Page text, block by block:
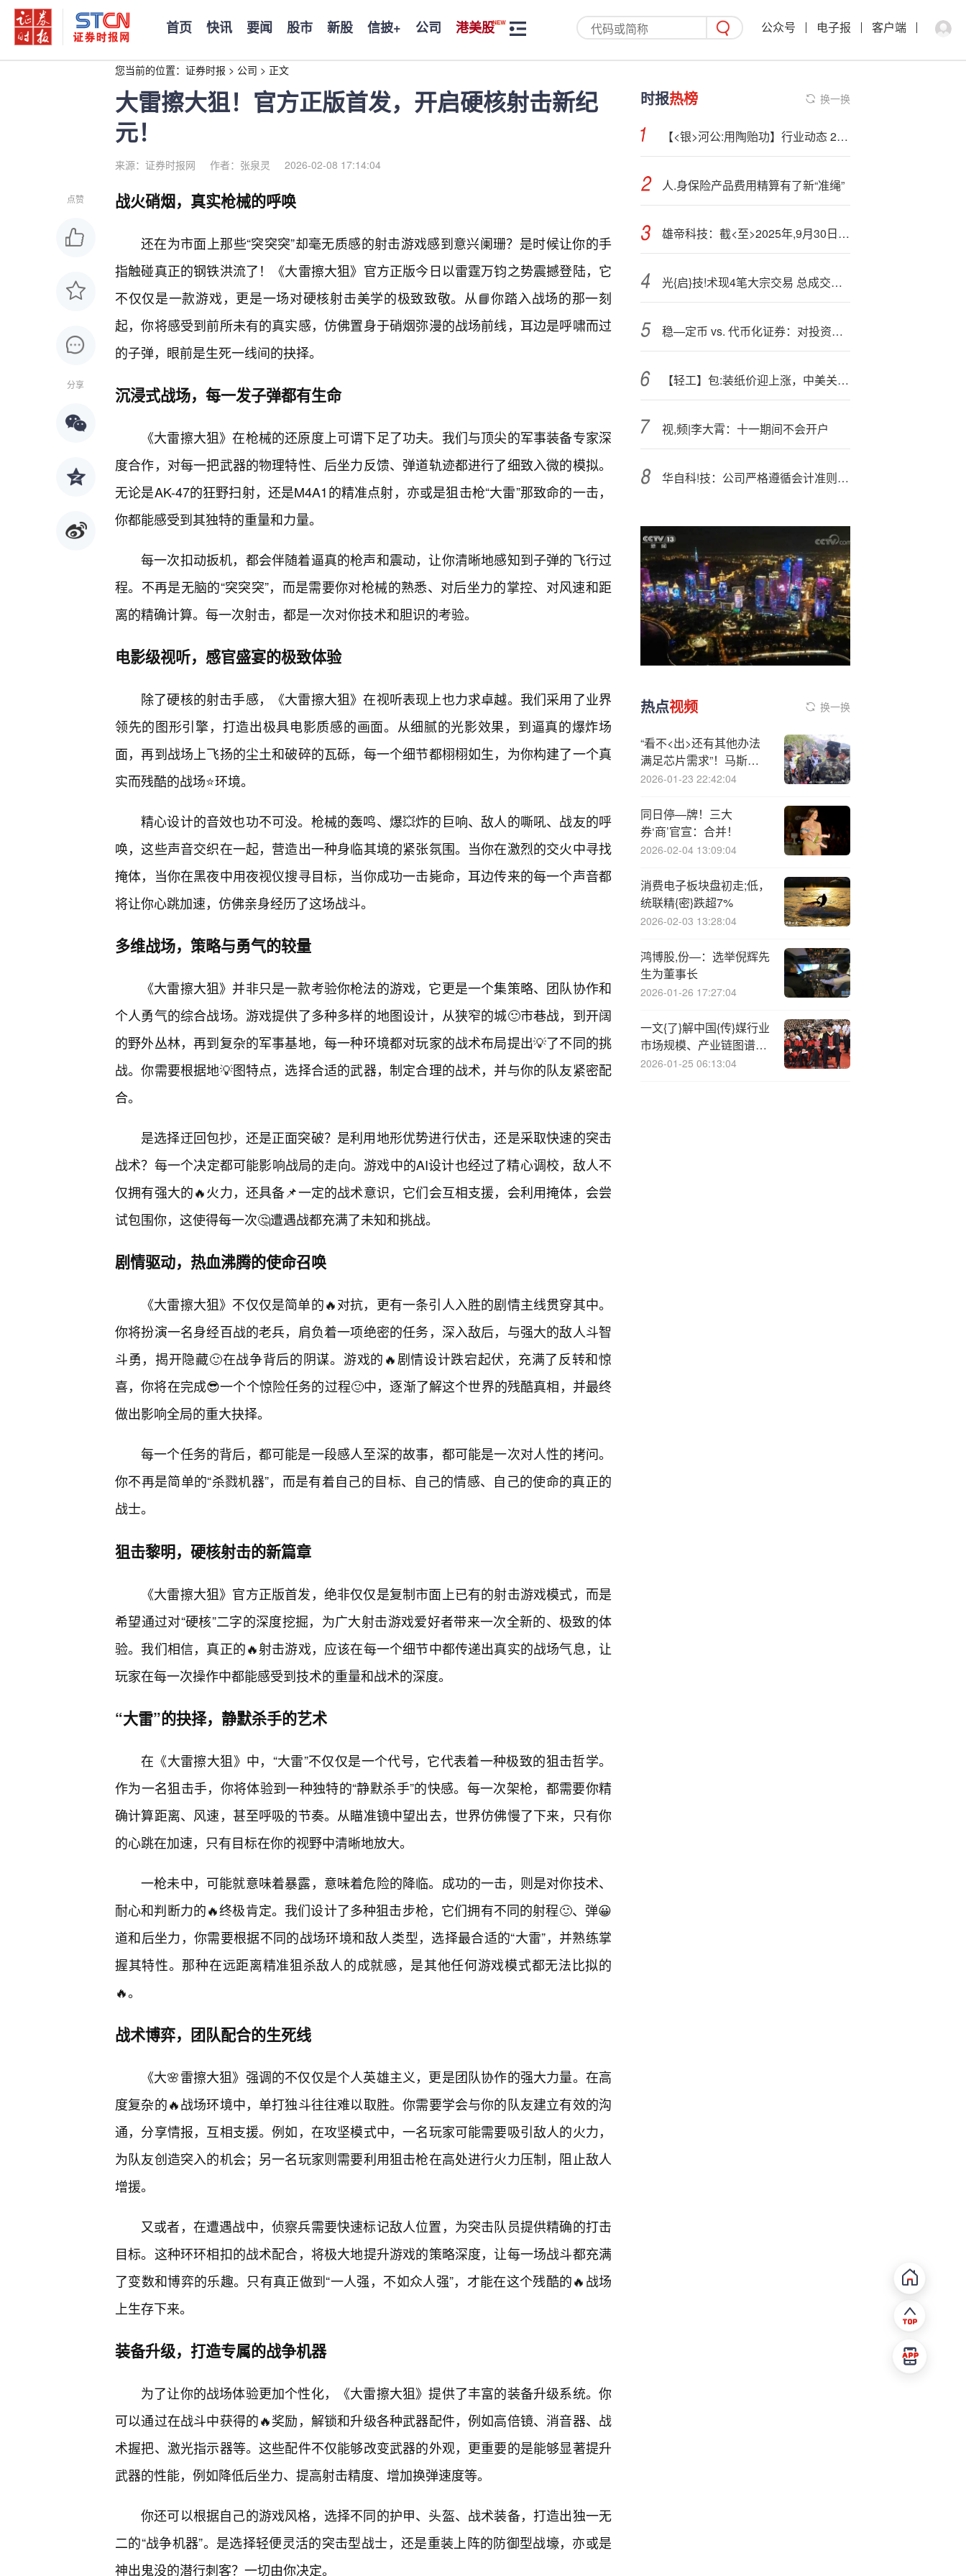
首页 快讯 要闻 股市 新股 信披+ 公司 港美股 公众号 电子报 客户端
您当前的位置： 证券时报 > 公司 > 正文
大雷擦大狙！官方正版首发，开启硬核射击新纪
元！
来源：证券时报网 作者：张泉灵 2026-02-08 17:14:04
点赞
分享
战火硝烟，真实枪械的呼唤
还在为市面上那些“突突突”却毫无质感的射击游戏感到意兴阑珊？是时候让你的手
指触碰真正的钢铁洪流了！《大雷擦大狙》官方正版今日以雷霆万钧之势震撼登陆，它
不仅仅是一款游戏，更是一场对硬核射击美学的极致致敬。从📘你踏入战场的那一刻
起，你将感受到前所未有的真实感，仿佛置身于硝烟弥漫的战场前线，耳边是呼啸而过
的子弹，眼前是生死一线间的抉择。
沉浸式战场，每一发子弹都有生命
《大雷擦大狙》在枪械的还原度上可谓下足了功夫。我们与顶尖的军事装备专家深
度合作，对每一把武器的物理特性、后坐力反馈、弹道轨迹都进行了细致入微的模拟。
无论是AK-47的狂野扫射，还是M4A1的精准点射，亦或是狙击枪“大雷”那致命的一击，
你都能感受到其独特的重量和力量。
每一次扣动扳机，都会伴随着逼真的枪声和震动，让你清晰地感知到子弹的飞行过
程。不再是无脑的“突突突”，而是需要你对枪械的熟悉、对后坐力的掌控、对风速和距
离的精确计算。每一次射击，都是一次对你技术和胆识的考验。
电影级视听，感官盛宴的极致体验
除了硬核的射击手感，《大雷擦大狙》在视听表现上也力求卓越。我们采用了业界
领先的图形引擎，打造出极具电影质感的画面。从细腻的光影效果，到逼真的爆炸场
面，再到战场上飞扬的尘土和破碎的瓦砾，每一个细节都栩栩如生，为你构建了一个真
实而残酷的战场⭐环境。
精心设计的音效也功不可没。枪械的轰鸣、爆💥炸的巨响、敌人的嘶吼、战友的呼
唤，这些声音交织在一起，营造出一种身临其境的紧张氛围。当你在激烈的交火中寻找
掩体，当你在黑夜中用夜视仪搜寻目标，当你成功一击毙命，耳边传来的每一个声音都
将让你心跳加速，仿佛亲身经历了这场战斗。
多维战场，策略与勇气的较量
《大雷擦大狙》并非只是一款考验你枪法的游戏，它更是一个集策略、团队协作和
个人勇气的综合战场。游戏提供了多种多样的地图设计，从狭窄的城🙂市巷战，到开阔
的野外丛林，再到复杂的军事基地，每一种环境都对玩家的战术布局提出💡了不同的挑
战。你需要根据地💡图特点，选择合适的武器，制定合理的战术，并与你的队友紧密配
合。
是选择迂回包抄，还是正面突破？是利用地形优势进行伏击，还是采取快速的突击
战术？每一个决定都可能影响战局的走向。游戏中的AI设计也经过了精心调校，敌人不
仅拥有强大的🔥火力，还具备📌一定的战术意识，它们会互相支援，会利用掩体，会尝
试包围你，这使得每一次🤔遭遇战都充满了未知和挑战。
剧情驱动，热血沸腾的使命召唤
《大雷擦大狙》不仅仅是简单的🔥对抗，更有一条引人入胜的剧情主线贯穿其中。
你将扮演一名身经百战的老兵，肩负着一项绝密的任务，深入敌后，与强大的敌人斗智
斗勇，揭开隐藏🙂在战争背后的阴谋。游戏的🔥剧情设计跌宕起伏，充满了反转和惊
喜，你将在完成😎一个个惊险任务的过程🙂中，逐渐了解这个世界的残酷真相，并最终
做出影响全局的重大抉择。
每一个任务的背后，都可能是一段感人至深的故事，都可能是一次对人性的拷问。
你不再是简单的“杀戮机器”，而是有着自己的目标、自己的情感、自己的使命的真正的
战士。
狙击黎明，硬核射击的新篇章
《大雷擦大狙》官方正版首发，绝非仅仅是复制市面上已有的射击游戏模式，而是
希望通过对“硬核”二字的深度挖掘，为广大射击游戏爱好者带来一次全新的、极致的体
验。我们相信，真正的🔥射击游戏，应该在每一个细节中都传递出真实的战场气息，让
玩家在每一次操作中都能感受到技术的重量和战术的深度。
“大雷”的抉择，静默杀手的艺术
在《大雷擦大狙》中，“大雷”不仅仅是一个代号，它代表着一种极致的狙击哲学。
作为一名狙击手，你将体验到一种独特的“静默杀手”的快感。每一次架枪，都需要你精
确计算距离、风速，甚至呼吸的节奏。从瞄准镜中望出去，世界仿佛慢了下来，只有你
的心跳在加速，只有目标在你的视野中清晰地放大。
一枪未中，可能就意味着暴露，意味着危险的降临。成功的一击，则是对你技术、
耐心和判断力的🔥终极肯定。我们设计了多种狙击步枪，它们拥有不同的射程🙂、弹😀
道和后坐力，你需要根据不同的战场环境和敌人类型，选择最合适的“大雷”，并熟练掌
握其特性。那种在远距离精准狙杀敌人的成就感，是其他任何游戏模式都无法比拟的
🔥。
战术博弈，团队配合的生死线
《大🌸雷擦大狙》强调的不仅仅是个人英雄主义，更是团队协作的强大力量。在高
度复杂的🔥战场环境中，单打独斗往往难以取胜。你需要学会与你的队友建立有效的沟
通，分享情报，互相支援。例如，在攻坚模式中，一名玩家可能需要吸引敌人的火力，
为队友创造突入的机会；另一名玩家则需要利用狙击枪在高处进行火力压制，阻止敌人
增援。
又或者，在遭遇战中，侦察兵需要快速标记敌人位置，为突击队员提供精确的打击
目标。这种环环相扣的战术配合，将极大地提升游戏的策略深度，让每一场战斗都充满
了变数和博弈的乐趣。只有真正做到“一人强，不如众人强”，才能在这个残酷的🔥战场
上生存下来。
装备升级，打造专属的战争机器
为了让你的战场体验更加个性化，《大雷擦大狙》提供了丰富的装备升级系统。你
可以通过在战斗中获得的🔥奖励，解锁和升级各种武器配件，例如高倍镜、消音器、战
术握把、激光指示器等。这些配件不仅能够改变武器的外观，更重要的是能够显著提升
武器的性能，例如降低后坐力、提高射击精度、增加换弹速度等。
你还可以根据自己的游戏风格，选择不同的护甲、头盔、战术装备，打造出独一无
二的“战争机器”。是选择轻便灵活的突击型战士，还是重装上阵的防御型战壕，亦或是
神出鬼没的潜行刺客？一切由你决定。
时报热榜 换一换
【<银>河公:用陶贻功】行业动态 2025.10丨Q3火电业绩增长，核电、绿电业绩承压
人.身保险产品费用精算有了新“准绳”
雄帝科技：截<至>2025年,9月30日股东总数为36148户
光{启}技!术现4笔大宗交易 总成交金额2.64亿元
稳—定币 vs. 代币化证券：对投资者的风险与收益
【轻工】包:装纸价迎上涨，中美关税起波澜四季度聚焦内需——轻工制造&纺织服饰行业周报
视,频|李大霄：十一期间不会开户
华自科!技：公司严格遵循会计准则及相关规定
热点视频 换一换
“看不<出>还有其他办法
满足芯片需求”！马斯克
放话“自建芯片超级工厂”
2026-01-23 22:42:04
同日停—牌！三大
券‘商’官宣：合并！
2026-02-04 13:09:04
消费电子板块盘初走;低，
统联精{密}跌超7%
2026-02-03 13:28:04
鸿博股,份—：选举倪辉先
生为董事长
2026-01-26 17:27:04
一文{了}解中国{传}媒行业
市场规模、产业链图谱及
市场全景分析（智研咨询
2026-01-25 06:13:04